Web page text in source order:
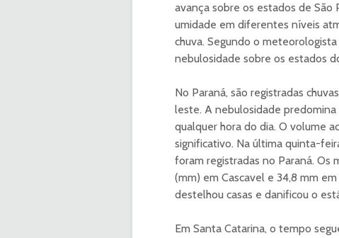
avança sobre os estados de São
umidade em diferentes níveis
chuva. Segundo o
nebulosidade sobre os estados
No Paraná, são registradas
leste. A nebulosidade
qualquer hora do dia. O volume
significativo. Na última quinta-
foram registradas no Paraná. Os
(mm) em Cascavel e 34,8 mm
destelhou casas e danificou o
Em Santa Catarina, o tempo